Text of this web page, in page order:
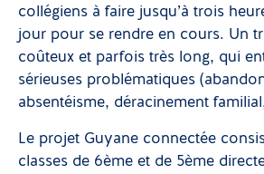
collégiens à faire jusqu’à trois
jour pour se rendre en cours. Un
coûteux et parfois très long, qui
sérieuses problématiques
absentéisme, déracinement
Le projet Guyane connectée
classes de 6ème et de 5ème